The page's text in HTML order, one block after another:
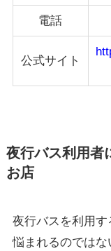
電話
公式サイト
夜行バス利用者
お店
夜行バスを利用
悩まれるのでは